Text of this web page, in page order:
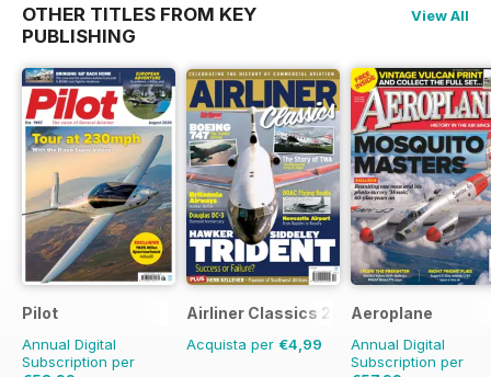
OTHER TITLES FROM KEY
PUBLISHING
View All
Pilot
Annual Digital
Subscription per
Airliner Classics 2
Acquista per €4,99
Aeroplane
Annual Digital
Subscription per